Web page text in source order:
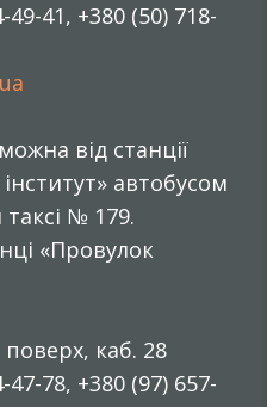
41, +380 (50) 718-
від станції
автобусом
№ 179.
«Провулок
поверх, каб. 28
78, +380 (97) 657-